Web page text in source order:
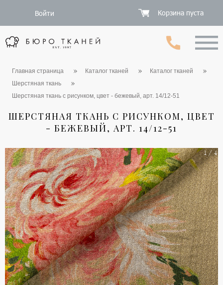
Войти Корзина пуста
Главная страница Каталог тканей
Каталог тканей
Шерстяная ткань
Шерстяная ткань с рисунком, цвет - бежевый, арт. 14/12-51
ШЕРСТЯНАЯ ТКАНЬ С РИСУНКОМ, ЦВЕТ
- БЕЖЕВЫЙ, АРТ. 14/12-51
1 / 4